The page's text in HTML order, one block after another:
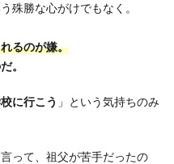
殊勝な心がけでもなく。
るのが嫌。
。
に行こう 」という気持ちのみ
って、祖父が苦手だったの